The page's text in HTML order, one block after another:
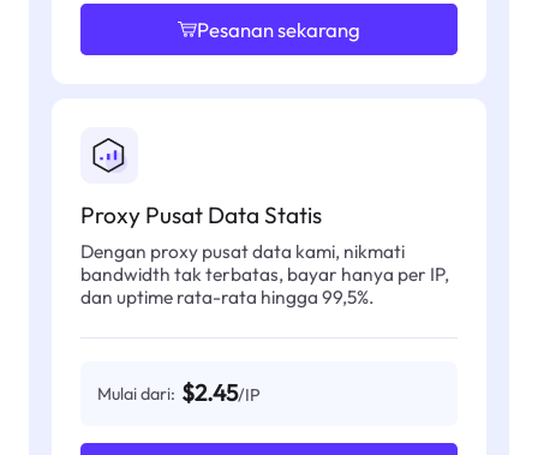
Pesanan sekarang
Proxy Pusat Data Statis
Dengan proxy pusat data kami, nikmati
bandwidth tak terbatas, bayar hanya per IP,
dan uptime rata-rata hingga 99,5%.
Mulai dari: $2.45/IP